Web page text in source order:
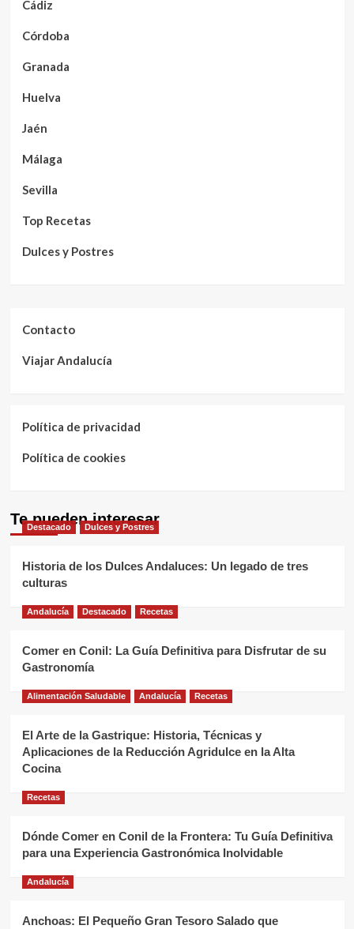
Cádiz
Córdoba
Granada
Huelva
Jaén
Málaga
Sevilla
Top Recetas
Dulces y Postres
Contacto
Viajar Andalucía
Política de privacidad
Política de cookies
Te pueden interesar
Destacado Dulces y Postres
Historia de los Dulces Andaluces: Un legado de tres
culturas
Andalucía Destacado Recetas
Comer en Conil: La Guía Definitiva para Disfrutar de su
Gastronomía
Alimentación Saludable Andalucía Recetas
El Arte de la Gastrique: Historia, Técnicas y
Aplicaciones de la Reducción Agridulce en la Alta
Cocina
Recetas
Dónde Comer en Conil de la Frontera: Tu Guía Definitiva
para una Experiencia Gastronómica Inolvidable
Andalucía
Anchoas: El Pequeño Gran Tesoro Salado que